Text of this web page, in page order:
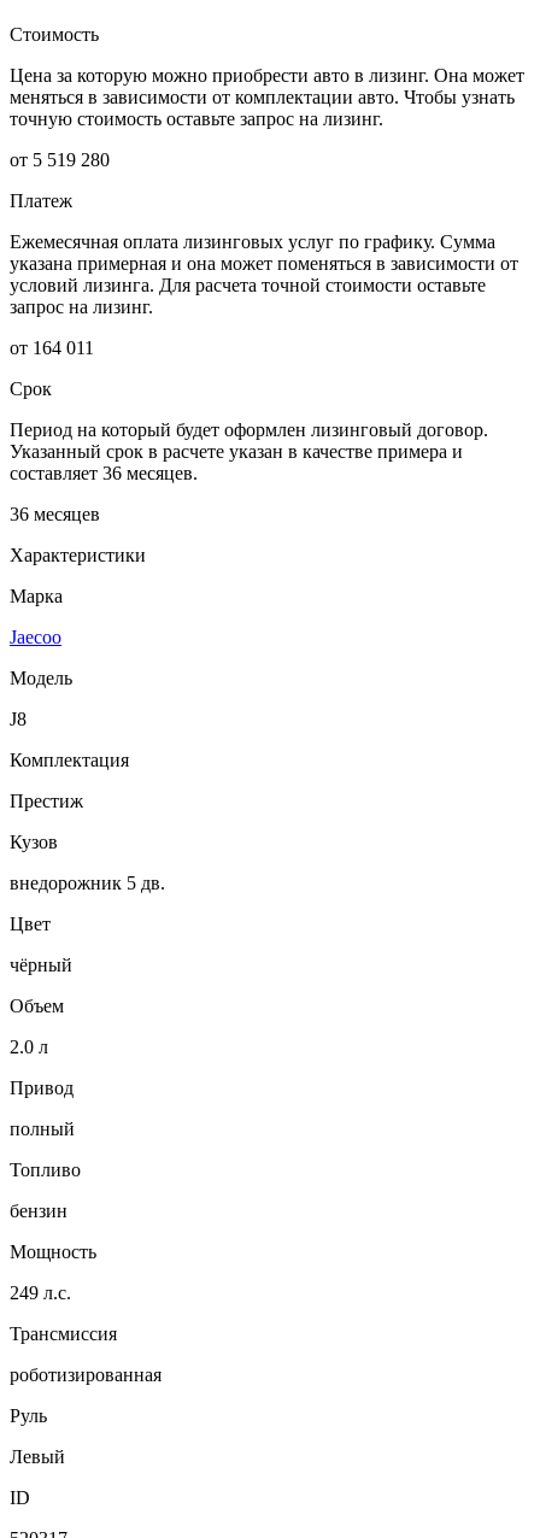
Стоимость
Цена за которую можно приобрести авто в лизинг. Она может
меняться в зависимости от комплектации авто. Чтобы узнать
точную стоимость оставьте запрос на лизинг.
от 5 519 280
Платеж
Ежемесячная оплата лизинговых услуг по графику. Сумма
указана примерная и она может поменяться в зависимости от
условий лизинга. Для расчета точной стоимости оставьте
запрос на лизинг.
от 164 011
Срок
Период на который будет оформлен лизинговый договор.
Указанный срок в расчете указан в качестве примера и
составляет 36 месяцев.
36 месяцев
Характеристики
Марка
Jaecoo
Модель
J8
Комплектация
Престиж
Кузов
внедорожник 5 дв.
Цвет
чёрный
Объем
2.0 л
Привод
полный
Топливо
бензин
Мощность
249 л.с.
Трансмиссия
роботизированная
Руль
Левый
ID